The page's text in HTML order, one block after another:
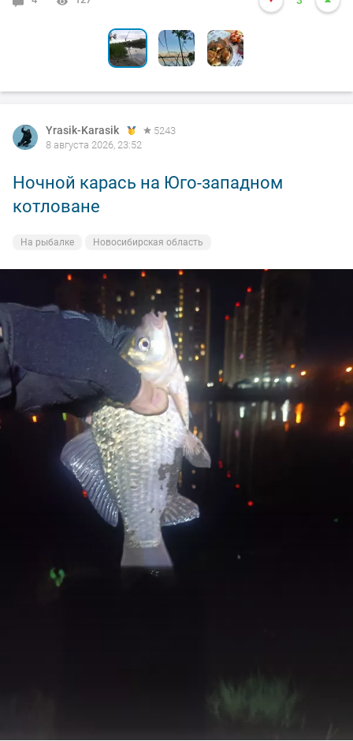
Yrasik-Karasik
5243
8 августа 2026, 23:52
Ночной карась на Юго-западном
котловане
На рыбалке Новосибирская область